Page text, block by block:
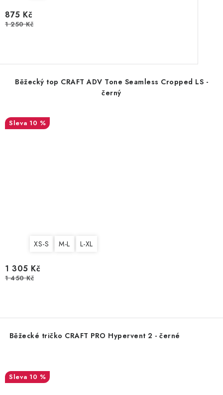
875 Kč
1 250 Kč
Běžecký top CRAFT ADV Tone Seamless Cropped LS -
černý
10 %
XS-S M-L L-XL
1 305 Kč
1 450 Kč
Běžecké tričko CRAFT PRO Hypervent 2 - černé
10 %